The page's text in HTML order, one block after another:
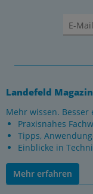
Landefeld Magazin
Mehr wissen. Besser
Praxisnahes
Tipps,
Einblicke in
Mehr erfahren